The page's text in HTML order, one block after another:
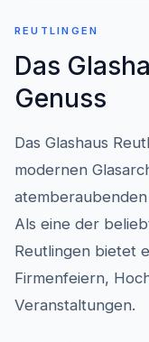
REUTLINGEN
Das
Genuss
Das Glashaus
modernen
Als eine der
Reutlingen bietet
Firmenfeiern,
Veranstaltungen.